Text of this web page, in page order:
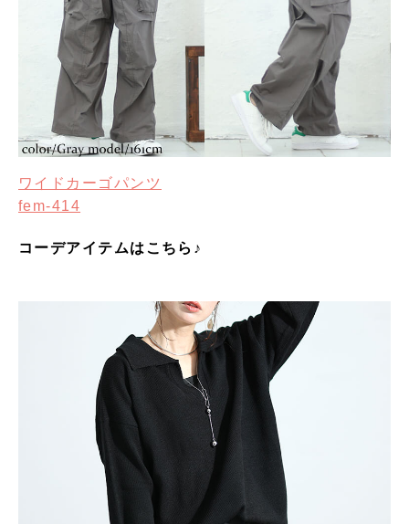
ワイドカーゴパンツ
fem-414
コーデアイテムはこちら♪